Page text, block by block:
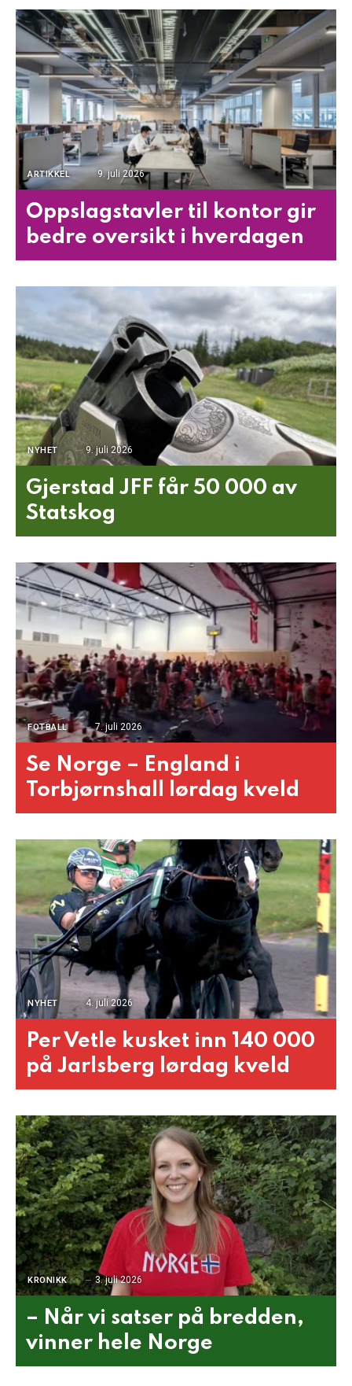
ARTIKKEL 9. juli 2026
Oppslagstavler til kontor gir
bedre oversikt i hverdagen
NYHET 9. juli 2026
Gjerstad JFF får 50 000 av
Statskog
FOTBALL 7. juli 2026
Se Norge – England i
Torbjørnshall lørdag kveld
NYHET 4. juli 2026
Per Vetle kusket inn 140 000
på Jarlsberg lørdag kveld
KRONIKK 3. juli 2026
– Når vi satser på bredden,
vinner hele Norge